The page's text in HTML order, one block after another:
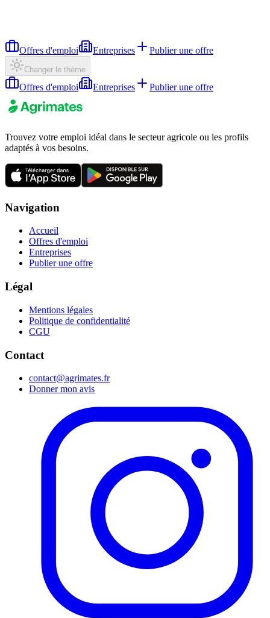
Offres d'emploi Entreprises Publier une offre
Changer le thème
Offres d'emploi Entreprises Publier une offre
Trouvez votre emploi idéal dans le secteur agricole ou les profils
adaptés à vos besoins.
Navigation
Accueil
Offres d'emploi
Entreprises
Publier une offre
Légal
Mentions légales
Politique de confidentialité
CGU
Contact
contact@agrimates.fr
Donner mon avis